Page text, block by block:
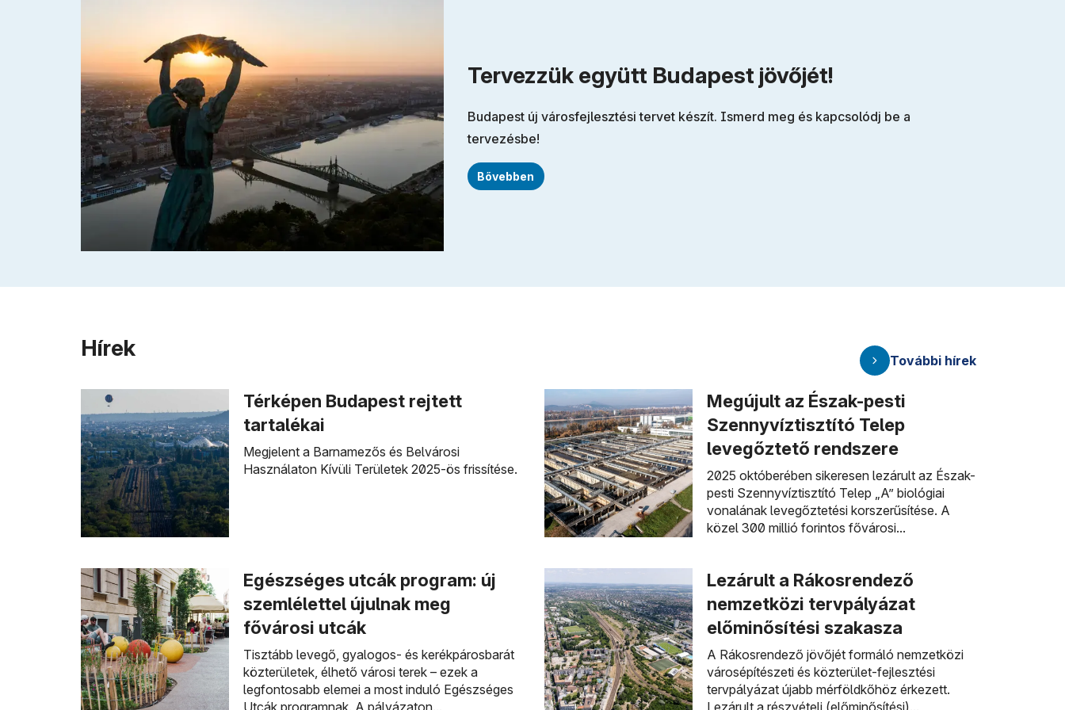
Tervezzük együtt Budapest jövőjét!
Budapest új városfejlesztési tervet készít. Ismerd meg és kapcsolódj be a
tervezésbe!
Bővebben
Hírek További hírek
Térképen Budapest rejtett
tartalékai
Megjelent a Barnamezős és Belvárosi
Használaton Kívüli Területek 2025-ös frissítése.
Megújult az Észak-pesti
Szennyvíztisztító Telep
levegőztető rendszere
2025 októberében sikeresen lezárult az Észak-
pesti Szennyvíztisztító Telep „A” biológiai
vonalának levegőztetési korszerűsítése. A
közel 300 millió forintos fővárosi...
Egészséges utcák program: új
szemlélettel újulnak meg
fővárosi utcák
Tisztább levegő, gyalogos- és kerékpárosbarát
közterületek, élhető városi terek – ezek a
legfontosabb elemei a most induló Egészséges
Utcák programnak. A pályázaton...
Lezárult a Rákosrendező
nemzetközi tervpályázat
előminősítési szakasza
A Rákosrendező jövőjét formáló nemzetközi
városépítészeti és közterület-fejlesztési
tervpályázat újabb mérföldkőhöz érkezett.
Lezárult a részvételi (előminősítési)...